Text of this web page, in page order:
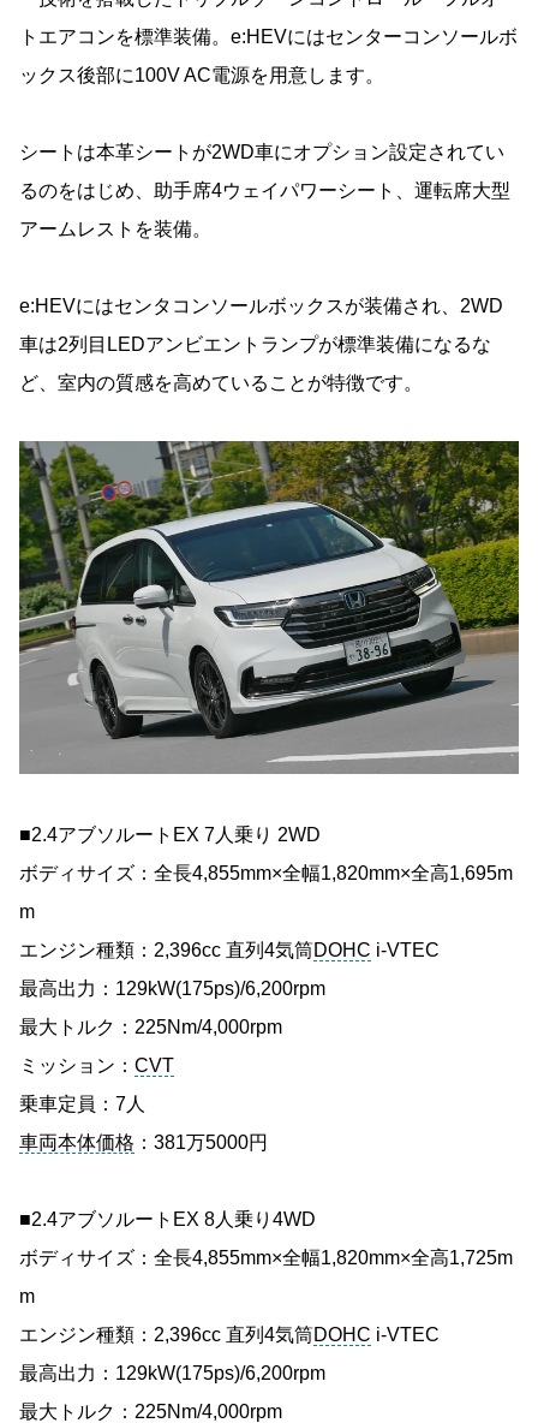
トエアコンを標準装備。e:HEVにはセンターコンソールボ
ックス後部に100V AC電源を用意します。
シートは本革シートが2WD車にオプション設定されてい
るのをはじめ、助手席4ウェイパワーシート、運転席大型
アームレストを装備。
e:HEVにはセンタコンソールボックスが装備され、2WD
車は2列目LEDアンビエントランプが標準装備になるな
ど、室内の質感を高めていることが特徴です。
■2.4アブソルートEX 7人乗り 2WD
ボディサイズ：全長4,855mm×全幅1,820mm×全高1,695m
m
エンジン種類：2,396cc 直列4気筒DOHC i-VTEC
最高出力：129kW(175ps)/6,200rpm
最大トルク：225Nm/4,000rpm
ミッション： CVT
乗車定員：7人
車両本体価格 ：381万5000円
■2.4アブソルートEX 8人乗り4WD
ボディサイズ：全長4,855mm×全幅1,820mm×全高1,725m
m
エンジン種類：2,396cc 直列4気筒DOHC i-VTEC
最高出力：129kW(175ps)/6,200rpm
最大トルク：225Nm/4,000rpm